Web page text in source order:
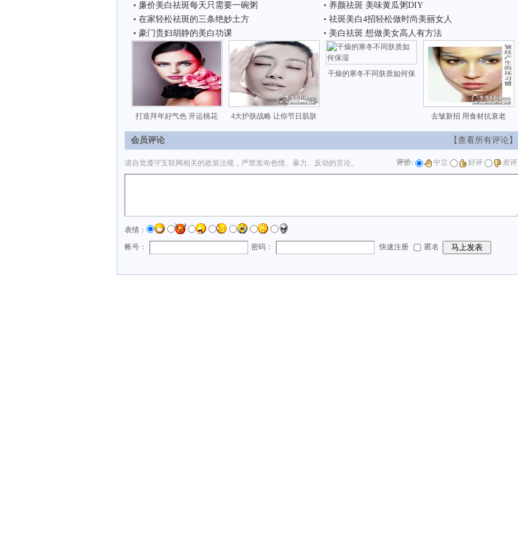
廉价美白祛斑每天只需要一碗粥
养颜祛斑 美味黄瓜粥DIY
在家轻松祛斑的三条绝妙土方
祛斑美白4招轻松做时尚美丽女人
豪门贵妇胡静的美白功课
美白祛斑 想做美女高人有方法
打造拜年好气色 开运桃花 4大护肤战略 让你节日肌肤
干燥的寒冬不同肤质如何保
去皱新招 用食材抗衰老
【查看所有评论】
会员评论
请自觉遵守互联网相关的政策法规，严禁发布色情、暴力、反动的言论。 评价: 中立 好评 差评
表情：
帐号：
密码： 快速注册 匿名